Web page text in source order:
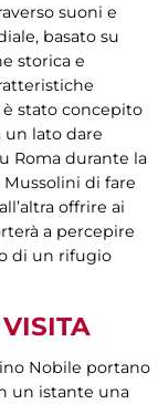
suoni e
basato su
storica e
stato concepito
un lato dare
Roma durante la
di fare
offrire ai
a percepire
di un rifugio
Nobile portano
un istante una